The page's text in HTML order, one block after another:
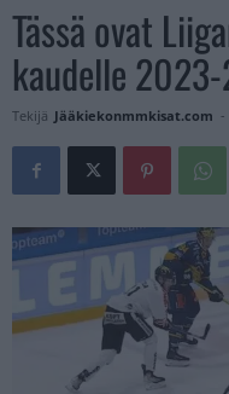
Tässä ovat
kaudelle
Tekijä Jääkiekonmmkisat.com -